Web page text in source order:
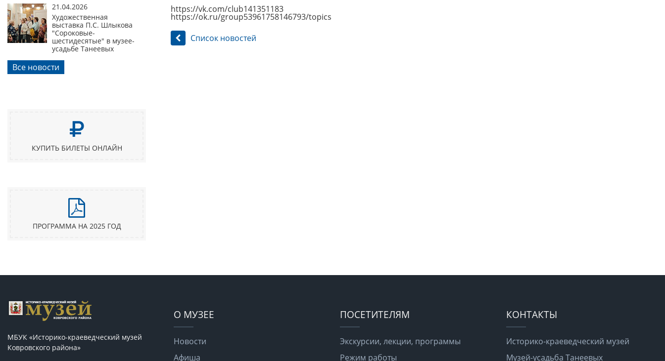
21.04.2026
Художественная
выставка П.С. Шлыкова
"Сороковые-
шестидесятые" в музее-
усадьбе Танеевых
Все новости
КУПИТЬ БИЛЕТЫ ОНЛАЙН
ПРОГРАММА НА 2025 ГОД
https://vk.com/club141351183
https://ok.ru/group53961758146793/topics
Список новостей
МБУК «Историко-краеведческий музей
Ковровского района»
О МУЗЕЕ
Новости
Афиша
ПОСЕТИТЕЛЯМ
Экскурсии, лекции, программы
Режим работы
КОНТАКТЫ
Историко-краеведческий музей
Музей-усадьба Танеевых